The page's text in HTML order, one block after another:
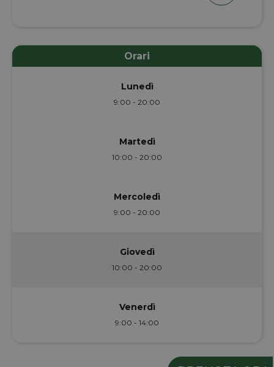
Orari
Lunedì
9:00 - 20:00
Martedì
10:00 - 20:00
Mercoledì
9:00 - 20:00
Giovedì
10:00 - 20:00
Venerdì
9:00 - 14:00